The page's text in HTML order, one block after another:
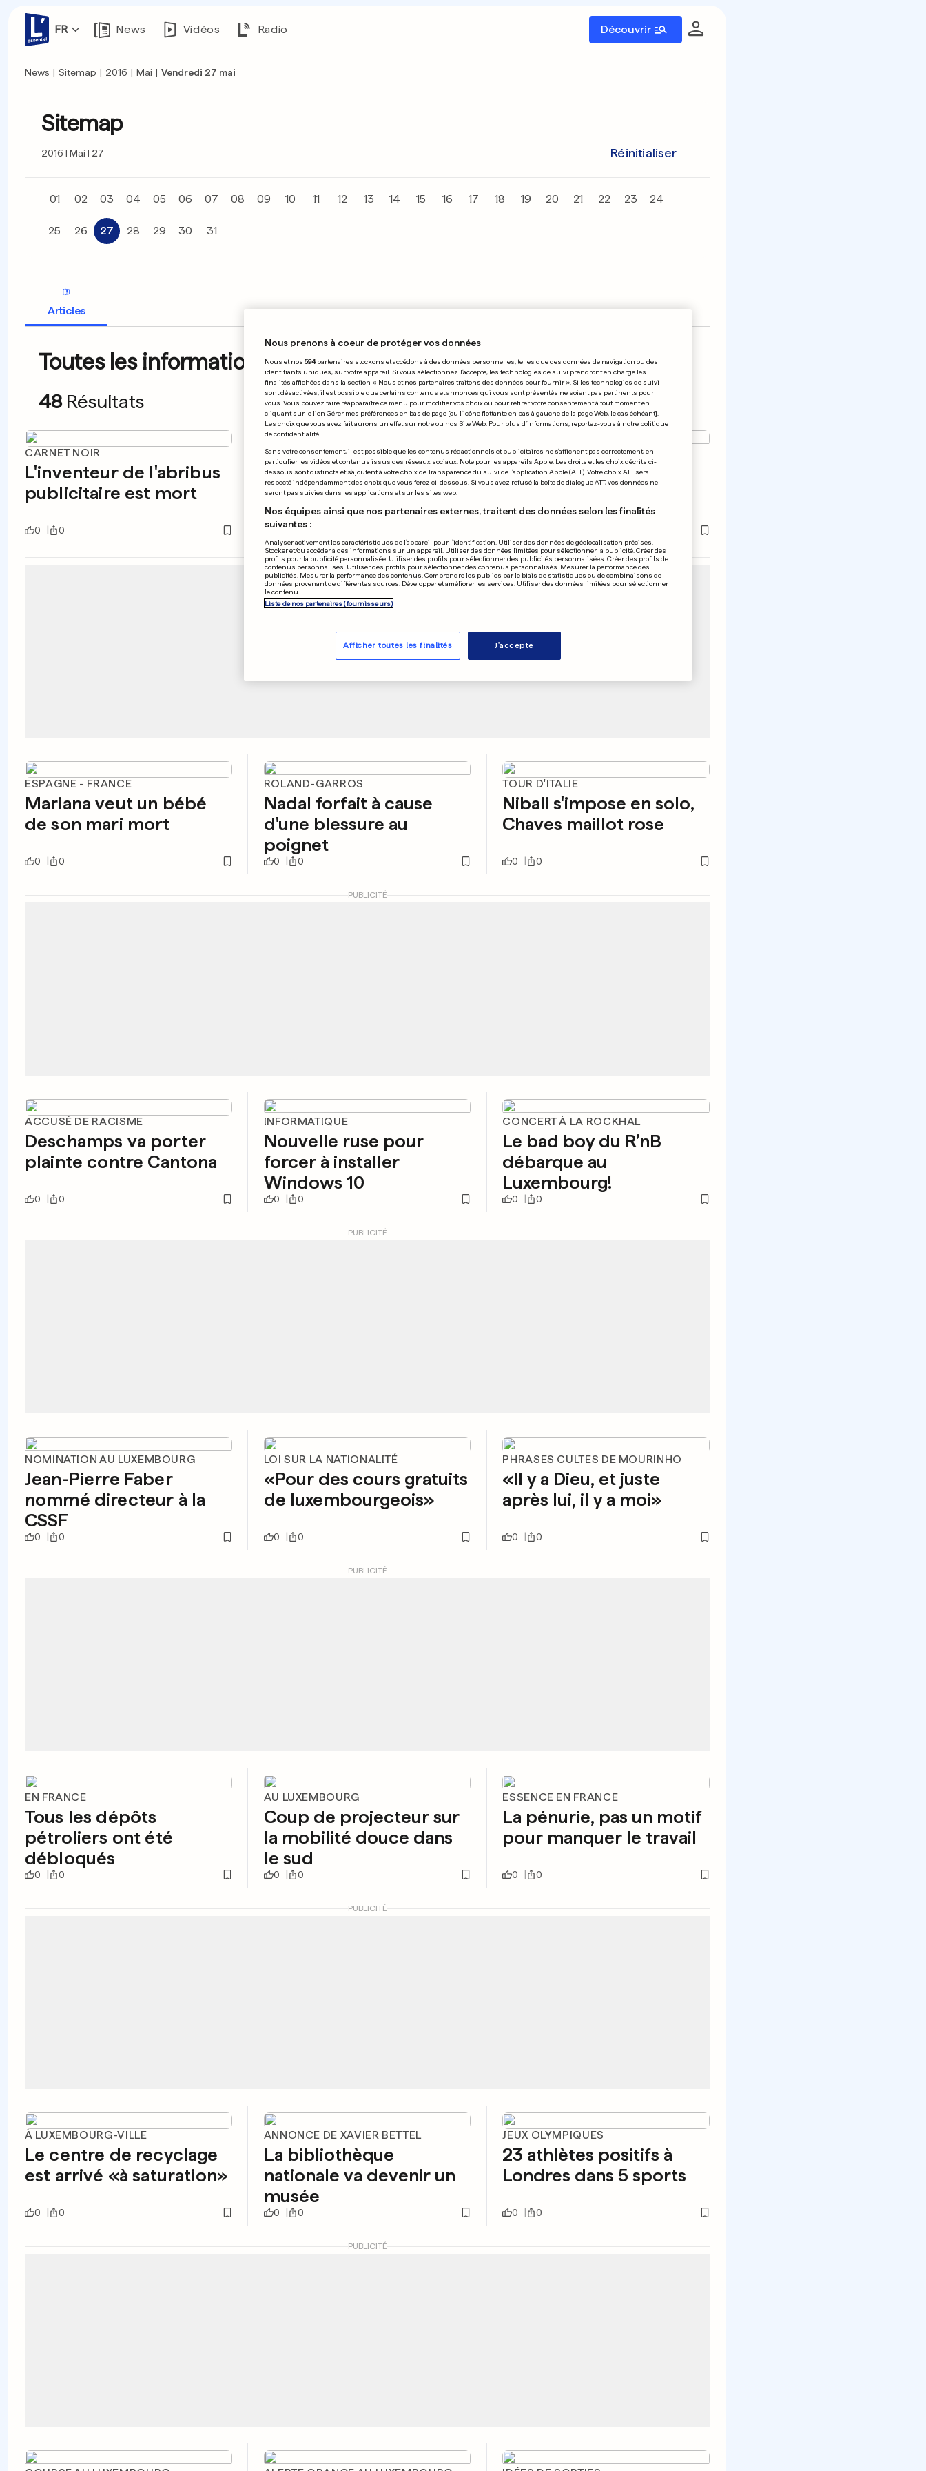
FR News Vidéos Radio Découvrir
News | Sitemap | 2016 | Mai | Vendredi 27 mai
Sitemap
2016 Mai 27 Réinitialiser
01 02 03 04 05 06 07 08 09 10 11 12 13 14 15 16 17 18 19 20 21 22 23 24
25 26 27 28 29 30 31
Articles
Toutes les informations du 27.05.2016
48 Résultats
CARNET NOIR
L'inventeur de l'abribus
publicitaire est mort
0 0
COMMÉMORATIONS
Verdun, linceul des
soldats inconnus
0 0
BANGKOK
Mordu au pénis par un
python caché dans les
WC
PUBLICITÉ
ESPAGNE - FRANCE
Mariana veut un bébé
de son mari mort
0 0
ROLAND-GARROS
Nadal forfait à cause
d'une blessure au
poignet
0 0
TOUR D'ITALIE
Nibali s'impose en solo,
Chaves maillot rose
0 0
PUBLICITÉ
ACCUSÉ DE RACISME
Deschamps va porter
plainte contre Cantona
0 0
INFORMATIQUE
Nouvelle ruse pour
forcer à installer
Windows 10
0 0
CONCERT À LA ROCKHAL
Le bad boy du R’nB
débarque au
Luxembourg!
0 0
PUBLICITÉ
NOMINATION AU LUXEMBOURG
Jean-Pierre Faber
nommé directeur à la
CSSF
0 0
LOI SUR LA NATIONALITÉ
«Pour des cours gratuits
de luxembourgeois»
0 0
PHRASES CULTES DE MOURINHO
«Il y a Dieu, et juste
après lui, il y a moi»
0 0
PUBLICITÉ
EN FRANCE
Tous les dépôts
pétroliers ont été
débloqués
0 0
AU LUXEMBOURG
Coup de projecteur sur
la mobilité douce dans
le sud
0 0
ESSENCE EN FRANCE
La pénurie, pas un motif
pour manquer le travail
0 0
PUBLICITÉ
À LUXEMBOURG-VILLE
Le centre de recyclage
est arrivé «à saturation»
0 0
ANNONCE DE XAVIER BETTEL
La bibliothèque
nationale va devenir un
musée
0 0
JEUX OLYMPIQUES
23 athlètes positifs à
Londres dans 5 sports
0 0
PUBLICITÉ
Nous prenons à coeur de protéger vos données
Nous et nos 594partenaires stockons et accédons à des données personnelles, telles que des données de navigation ou des
identifiants uniques, sur votre appareil. Si vous sélectionnez J'accepte, les technologies de suivi prendront en charge les
finalités affichées dans la section « Nous et nos partenaires traitons des données pour fournir ». Si les technologies de suivi
sont désactivées, il est possible que certains contenus et annonces qui vous sont présentés ne soient pas pertinents pour
vous. Vous pouvez faire réapparaître ce menu pour modifier vos choix ou pour retirer votre consentement à tout moment en
cliquant sur le lien Gérer mes préférences en bas de page [ou l'icône flottante en bas à gauche de la page Web, le cas échéant].
Les choix que vous avez fait aurons un effet sur notre ou nos Site Web. Pour plus d’informations, reportez-vous à notre politique
de confidentialité.
Sans votre consentement, il est possible que les contenus rédactionnels et publicitaires ne s'affichent pas correctement, en
particulier les vidéos et contenus issus des réseaux sociaux. Note pour les appareils Apple: Les droits et les choix décrits ci-
dessous sont distincts et s'ajoutent à votre choix de Transparence du suivi de l'application Apple (ATT). Votre choix ATT sera
respecté indépendamment des choix que vous ferez ci-dessous. Si vous avez refusé la boîte de dialogue ATT, vos données ne
seront pas suivies dans les applications et sur les sites web.
Nos équipes ainsi que nos partenaires externes, traitent des données selon les finalités
suivantes :
Analyser activement les caractéristiques de l’appareil pour l’identification. Utiliser des données de géolocalisation précises.
Stocker et/ou accéder à des informations sur un appareil. Utiliser des données limitées pour sélectionner la publicité. Créer des
profils pour la publicité personnalisée. Utiliser des profils pour sélectionner des publicités personnalisées. Créer des profils de
contenus personnalisés. Utiliser des profils pour sélectionner des contenus personnalisés. Mesurer la performance des
publicités. Mesurer la performance des contenus. Comprendre les publics par le biais de statistiques ou de combinaisons de
données provenant de différentes sources. Développer et améliorer les services. Utiliser des données limitées pour sélectionner
le contenu.
Liste de nos partenaires (fournisseurs)
Afficher toutes les finalités J'accepte